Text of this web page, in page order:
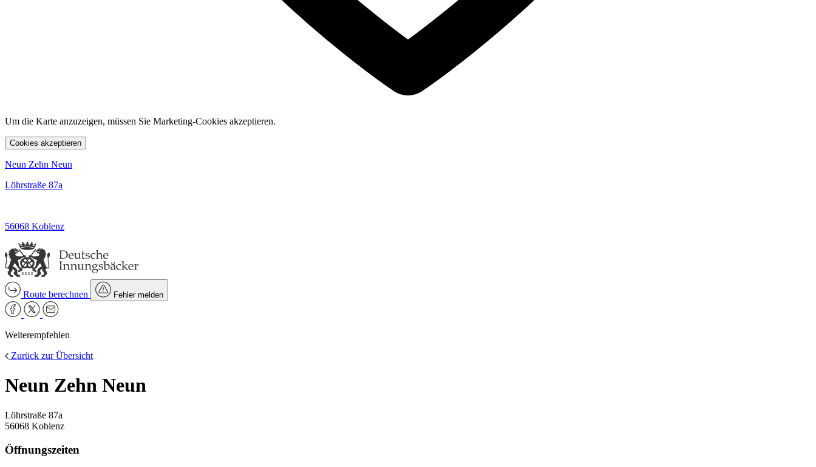
Um die Karte anzuzeigen, müssen Sie Marketing-Cookies akzeptieren.
Cookies akzeptieren
Neun Zehn Neun
Löhrstraße 87a
56068 Koblenz
Route berechnen Fehler melden
Weiterempfehlen
Zurück zur Übersicht
Neun Zehn Neun
Löhrstraße 87a
56068 Koblenz
Öffnungszeiten